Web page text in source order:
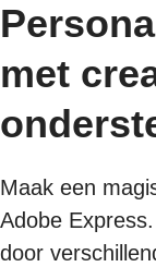
met
Maak een
Adobe
door